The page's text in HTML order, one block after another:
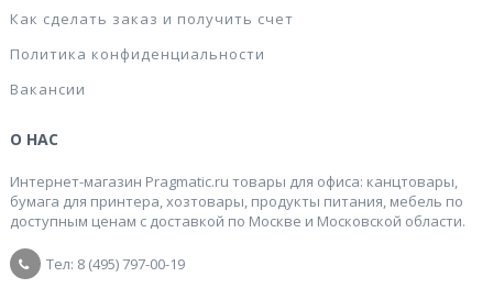
Как сделать заказ и получить счет
Политика конфиденциальности
Вакансии
О НАС
Интернет-магазин Pragmatic.ru товары для офиса: канцтовары,
бумага для принтера, хозтовары, продукты питания, мебель по
доступным ценам с доставкой по Москве и Московской области.
Тел: 8 (495) 797-00-19